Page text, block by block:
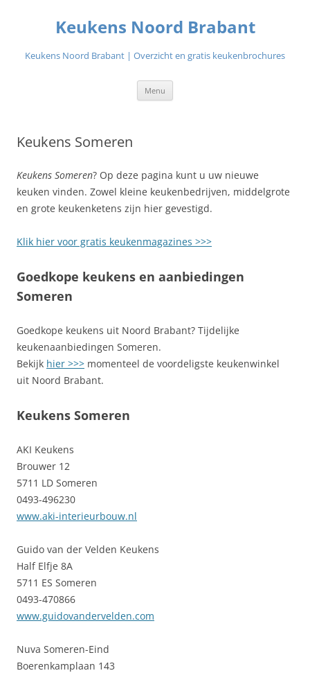
Keukens Noord Brabant
Keukens Noord Brabant | Overzicht en gratis keukenbrochures
Menu
Keukens Someren
Keukens Someren? Op deze pagina kunt u uw nieuwe
keuken vinden. Zowel kleine keukenbedrijven, middelgrote
en grote keukenketens zijn hier gevestigd.
Klik hier voor gratis keukenmagazines >>>
Goedkope keukens en aanbiedingen
Someren
Goedkope keukens uit Noord Brabant? Tijdelijke
keukenaanbiedingen Someren.
Bekijk hier >>> momenteel de voordeligste keukenwinkel
uit Noord Brabant.
Keukens Someren
AKI Keukens
Brouwer 12
5711 LD Someren
0493-496230
www.aki-interieurbouw.nl
Guido van der Velden Keukens
Half Elfje 8A
5711 ES Someren
0493-470866
www.guidovandervelden.com
Nuva Someren-Eind
Boerenkamplaan 143